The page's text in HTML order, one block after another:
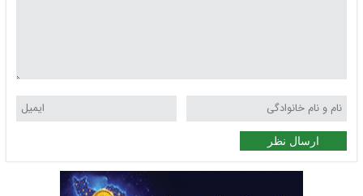
ارسال نظر